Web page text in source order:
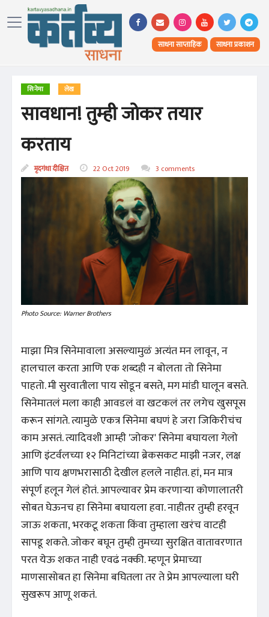
साधना साप्ताहिक साधना प्रकाशन
सिनेमा लेख
सावधान! तुम्ही जोकर तयार
करताय
मृदगंधा दीक्षित 22 Oct 2019 3 comments
Photo Source: Warner Brothers
माझा मित्र सिनेमावाला असल्यामुळं अत्यंत मन लावून, न
हालचाल करता आणि एक शब्दही न बोलता तो सिनेमा
पाहतो. मी सुरवातीला पाय सोडून बसते, मग मांडी घालून बसते.
सिनेमातलं मला काही आवडलं वा खटकलं तर लगेच खुसपूस
करून सांगते. त्यामुळे एकत्र सिनेमा बघणं हे जरा जिकिरीचंच
काम असतं. त्यादिवशी आम्ही 'जोकर' सिनेमा बघायला गेलो
आणि इंटर्वलच्या १२ मिनिटांच्या ब्रेकसकट माझी नजर, लक्ष
आणि पाय क्षणभरासाठी देखील हलले नाहीत. हां, मन मात्र
संपूर्ण हलून गेलं होतं. आपल्यावर प्रेम करणाऱ्या कोणालातरी
सोबत घेऊनच हा सिनेमा बघायला हवा. नाहीतर तुम्ही हरवून
जाऊ शकता, भरकटू शकता किंवा तुम्हाला खरंच वाटही
सापडू शकते. जोकर बघून तुम्ही तुमच्या सुरक्षित वातावरणात
परत येऊ शकत नाही एवढं नक्की. म्हणून प्रेमाच्या
माणसासोबत हा सिनेमा बघितला तर ते प्रेम आपल्याला घरी
सुखरूप आणू शकतं.